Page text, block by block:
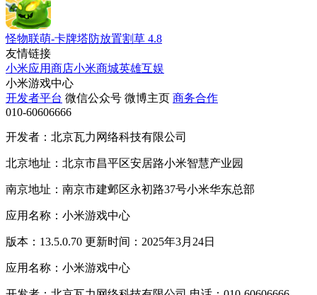
怪物联萌-卡牌塔防放置割草 4.8
友情链接
小米应用商店小米商城英雄互娱
小米游戏中心
开发者平台 微信公众号 微博主页 商务合作
010-60606666
开发者：北京瓦力网络科技有限公司
北京地址：北京市昌平区安居路小米智慧产业园
南京地址：南京市建邺区永初路37号小米华东总部
应用名称：小米游戏中心
版本：13.5.0.70 更新时间：2025年3月24日
应用名称：小米游戏中心